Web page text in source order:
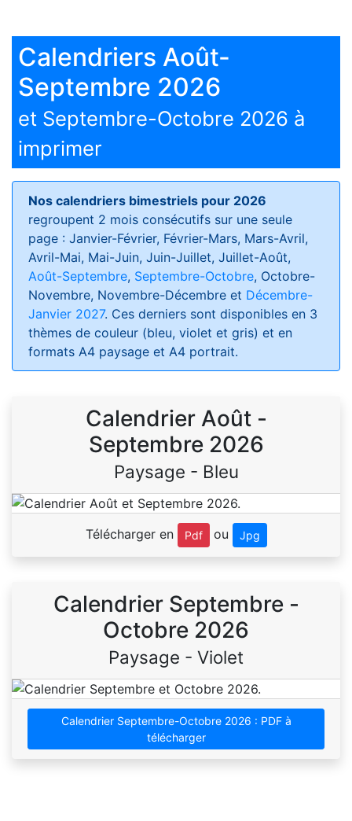
Calendriers Août-
Septembre 2026
et Septembre-Octobre 2026 à
imprimer
Nos calendriers bimestriels pour 2026
regroupent 2 mois consécutifs sur une seule
page : Janvier-Février, Février-Mars, Mars-Avril,
Avril-Mai, Mai-Juin, Juin-Juillet, Juillet-Août,
Août-Septembre, Septembre-Octobre, Octobre-
Novembre, Novembre-Décembre et Décembre-
Janvier 2027. Ces derniers sont disponibles en 3
thèmes de couleur (bleu, violet et gris) et en
formats A4 paysage et A4 portrait.
Calendrier Août -
Septembre 2026
Paysage - Bleu
Télécharger en Pdf ou Jpg
Calendrier Septembre -
Octobre 2026
Paysage - Violet
Calendrier Septembre-Octobre 2026 : PDF à
télécharger